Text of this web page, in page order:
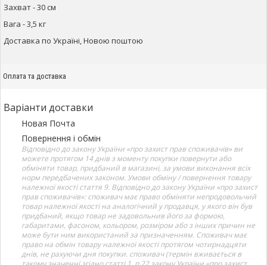
Захват - 30 см
Вага - 3,5 кг
Доставка по Україні, Новою поштою
Оплата та доставка
Варіанти доставки
Новая Почта
Повернення і обмін
Відповідно до закону України «про захист прав споживачів» ви
можете протягом 14 днів з моменту покупки повернути або
обміняти товар, придбаний в магазині, за умови виконання всіх
норм передбачених законом. Умови обміну / повернення товару
належної якості стаття 9. Відповідно до закону України «про захист
прав споживачів»: споживач має право обміняти непродовольчий
товар належної якості на аналогічний у продавця, у якого він був
придбаний, якщо товар не задовольнив його за формою,
габаритами, фасоном, кольором, розміром або з інших причин не
може бути ним використаний за призначенням. Споживач має
право на обмін товару належної якості протягом чотирнадцяти
днів, не рахуючи дня покупки. споживач (термін вживається в